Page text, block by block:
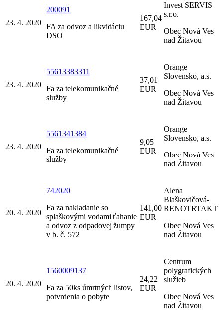
23. 4. 2020
200091
FA za odvoz a likvidáciu
DSO
167,04
EUR
Invest SERVIS
s.r.o.
Obec Nová Ves
nad Žitavou
23. 4. 2020
55613383311
Fa za telekomunikačné
služby
37,01
EUR
Orange
Slovensko, a.s.
Obec Nová Ves
nad Žitavou
23. 4. 2020
5561341384
Fa za telekomunikačné
služby
9,05
EUR
Orange
Slovensko, a.s.
Obec Nová Ves
nad Žitavou
20. 4. 2020
742020
Fa za nakladanie so
splaškovými vodami ťahanie
a odvoz z odpadovej žumpy
v b. č. 572
141,00
EUR
Alena
Blaškovičová-
RENOTRTAKT
Obec Nová Ves
nad Žitavou
20. 4. 2020
1560009137
Fa za 50ks úmrtných listov,
potvrdenia o pobyte
24,22
EUR
Centrum
polygrafických
služieb
Obec Nová Ves
nad Žitavou